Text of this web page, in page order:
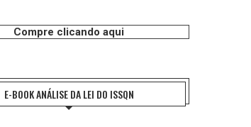
Compre clicando aqui
E-BOOK ANÁLISE DA LEI DO ISSQN